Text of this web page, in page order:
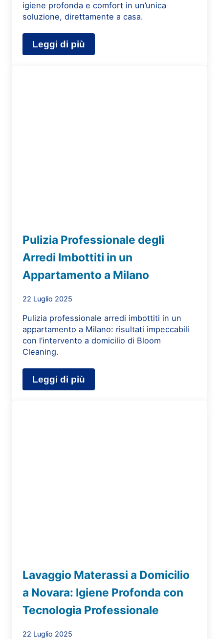
igiene profonda e comfort in un’unica
soluzione, direttamente a casa.
Leggi di piùLavaggio materassi a domicilio a
Pulizia Professionale degli
Arredi Imbottiti in un
Appartamento a Milano
22 Luglio 2025
Pulizia professionale arredi imbottiti in un
appartamento a Milano: risultati impeccabili
con l’intervento a domicilio di Bloom
Cleaning.
Leggi di piùPulizia Professionale degli Arredi
Lavaggio Materassi a Domicilio
a Novara: Igiene Profonda con
Tecnologia Professionale
22 Luglio 2025